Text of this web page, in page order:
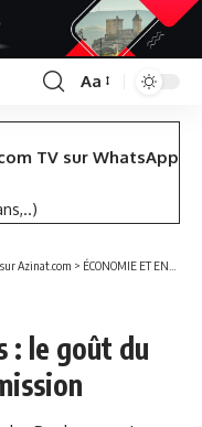
Font
Resizer
Aa
TV sur WhatsApp
Azinat.com > ÉCONOMIE ET ENTREPRISES
: le goût du